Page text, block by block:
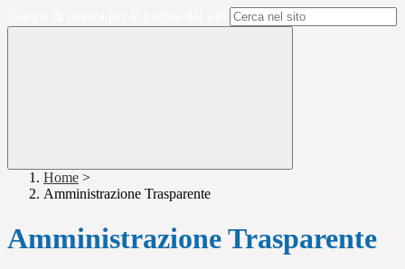
Home >
Amministrazione Trasparente
Amministrazione Trasparente